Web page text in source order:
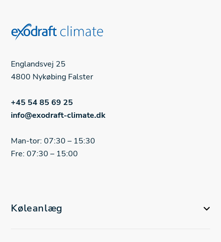
Englandsvej 25
4800 Nykøbing Falster
+45 54 85 69 25
info@exodraft-climate.dk
Man-tor: 07:30 – 15:30
Fre: 07:30 – 15:00
Køleanlæg